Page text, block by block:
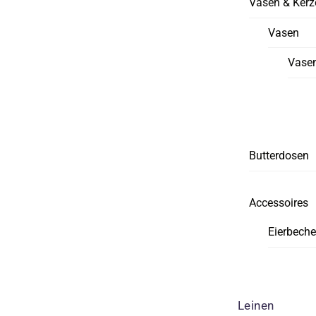
Vasen
Butterdosen
Accessoires
Leinen